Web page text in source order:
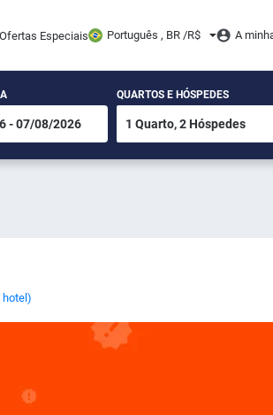
Ofertas Especiais Português , BR /R$ A
QUARTOS E HÓSPEDES
hotel)